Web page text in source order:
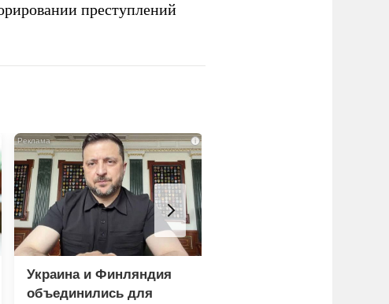
преступлений
i
Украина и Финляндия
объединились для